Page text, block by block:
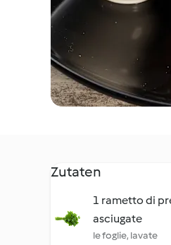
Zutaten
1 rametto di
asciugate
le foglie, lavate